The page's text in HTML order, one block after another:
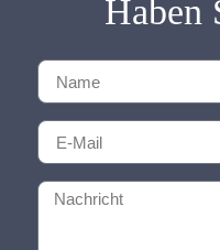
Haben